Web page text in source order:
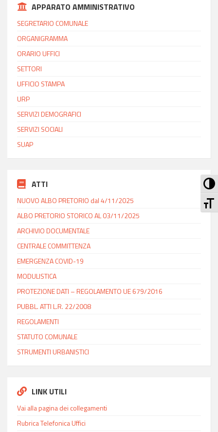
APPARATO AMMINISTRATIVO
SEGRETARIO COMUNALE
ORGANIGRAMMA
ORARIO UFFICI
SETTORI
UFFICIO STAMPA
URP
SERVIZI DEMOGRAFICI
SERVIZI SOCIALI
SUAP
ATTI
NUOVO ALBO PRETORIO dal 4/11/2025
ALBO PRETORIO STORICO AL 03/11/2025
ARCHIVIO DOCUMENTALE
CENTRALE COMMITTENZA
EMERGENZA COVID-19
MODULISTICA
PROTEZIONE DATI – REGOLAMENTO UE 679/2016
PUBBL. ATTI L.R. 22/2008
REGOLAMENTI
STATUTO COMUNALE
STRUMENTI URBANISTICI
LINK UTILI
Vai alla pagina dei collegamenti
Rubrica Telefonica Uffici